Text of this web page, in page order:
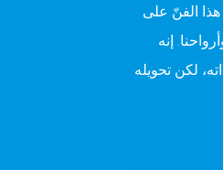
هذا الفنّ على
إنه
لكن تحويله